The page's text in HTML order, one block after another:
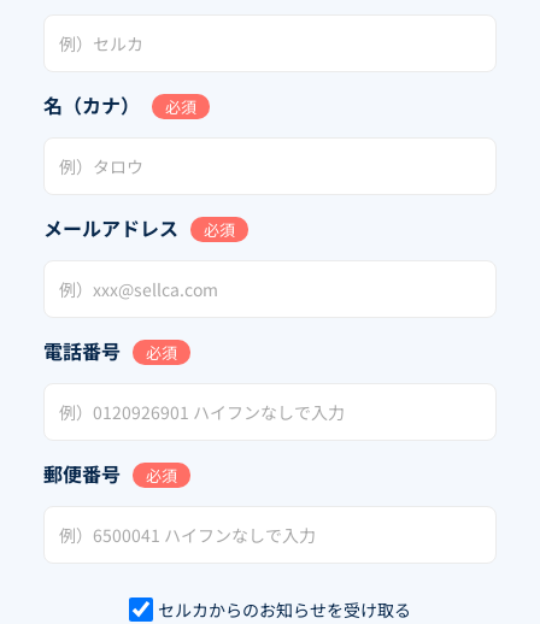
名（カナ） 必須
メールアドレス 必須
電話番号 必須
郵便番号 必須
セルカからのお知らせを受け取る